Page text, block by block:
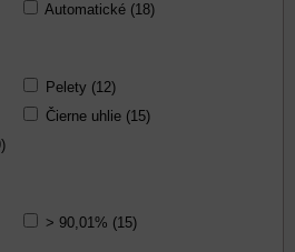
Automatické (18)
Pelety (12)
Čierne uhlie (15)
> 90,01% (15)